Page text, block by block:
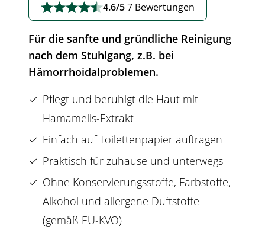
4.6/57 Bewertungen
Für die sanfte und gründliche Reinigung
nach dem Stuhlgang, z.B. bei
Hämorrhoidalproblemen.
Pflegt und beruhigt die Haut mit
Hamamelis-Extrakt
Einfach auf Toilettenpapier auftragen
Praktisch für zuhause und unterwegs
Ohne Konservierungsstoffe, Farbstoffe,
Alkohol und allergene Duftstoffe
(gemäß EU-KVO)